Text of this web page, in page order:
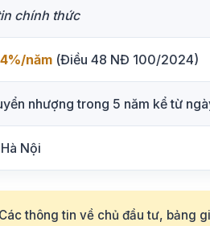
chính thức
năm (Điều 48 NĐ 100/2024)
nhượng trong 5 năm kể từ
Nội
thông tin về chủ đầu tư, bảng